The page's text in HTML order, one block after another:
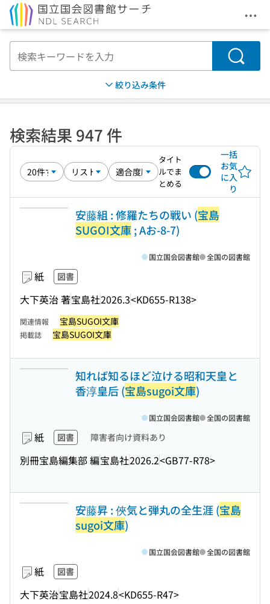
メ
検索
絞り込み条件
検索結果 947 件
タイト
ルでま
とめる
一括
お気
に入
り
安藤組 : 修羅たちの戦い (宝島
SUGOI文庫; Aお-8-7)
紙 図書
大下英治 著宝島社2026.3<KD655-R138>
国立国会図書館 全国の図書館
関連情報 宝島SUGOI文庫
掲載誌 宝島SUGOI文庫
知れば知るほど泣ける昭和天皇と
香淳皇后 (宝島sugoi文庫)
紙 図書 障害者向け資料あり
別冊宝島編集部 編宝島社2026.2<GB77-R78>
国立国会図書館 全国の図書館
安藤昇 : 俠気と弾丸の全生涯 (宝島
sugoi文庫)
紙 図書
大下英治宝島社2024.8<KD655-R47>
国立国会図書館 全国の図書館